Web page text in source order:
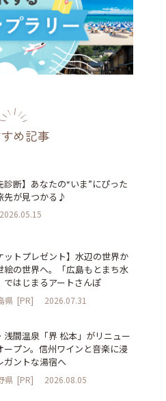
め記事
診断】あなたの“いま”にぴった
先が見つかる♪
2026.05.15
ットプレゼント】水辺の世界か
絵の世界へ。「広島もとまち水
ではじまるアートさんぽ
県 [PR] 2026.07.31
浅間温泉「界 松本」がリニュー
ープン。信州ワインと音楽に浸
ガントな湯宿へ
県 [PR] 2026.08.05